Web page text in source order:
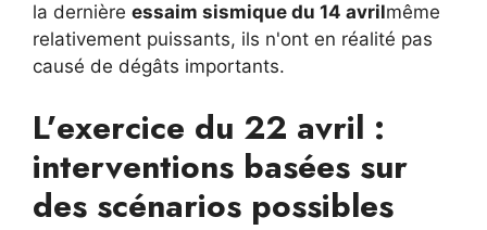
la dernière essaim sismique du 14 avrilmême
relativement puissants, ils n'ont en réalité pas
causé de dégâts importants.
L’exercice du 22 avril :
interventions basées sur
des scénarios possibles